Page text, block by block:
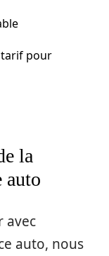
tarif pour
la
auto
avec
auto, nous